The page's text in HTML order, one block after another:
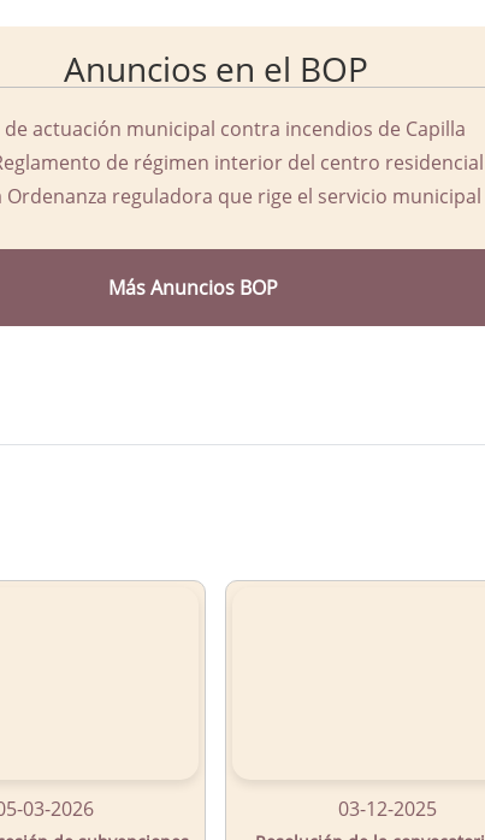
Anuncios en el BOP
actuación municipal contra incendios de Capilla
de régimen interior del centro
reguladora que rige el servicio
Más Anuncios BOP
03-2026 03-12-2025